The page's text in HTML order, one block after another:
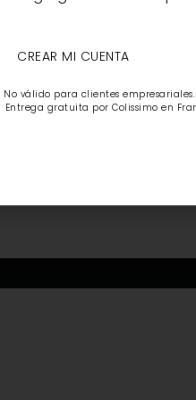
CREAR MI CUENTA
No válido para clientes empresariales.
Entrega gratuita por Colissimo en